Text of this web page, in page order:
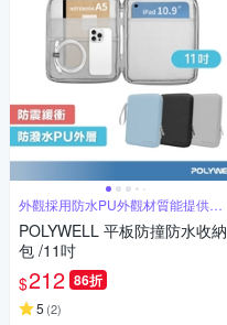
外觀採用防水PU外觀材質能提供保
護
POLYWELL 平板防撞防水收納
包 /11吋
$212 86折
5 (2)